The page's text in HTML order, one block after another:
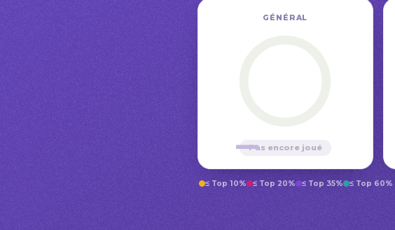
GÉNÉRAL
—Pas encore joué
≤ Top 10% ≤ Top 20% ≤ Top 35% ≤ Top 60%